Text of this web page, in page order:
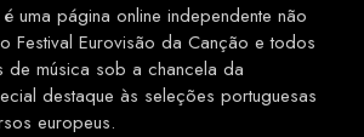
é uma página online independente não
Festival Eurovisão da Canção e todos
de música sob a chancela da
destaque às seleções portuguesas
europeus.